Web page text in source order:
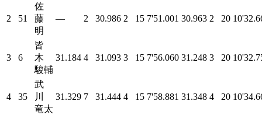
2 51
佐
藤
明
— 2 30.986 2 15 7'51.001 30.963 2 20
3 6
皆
木
駿輔
31.184 4 31.093 3 15 7'56.060 31.248 3 20
4 35
武
川
竜太
31.329 7 31.444 4 15 7'58.881 31.348 4 20